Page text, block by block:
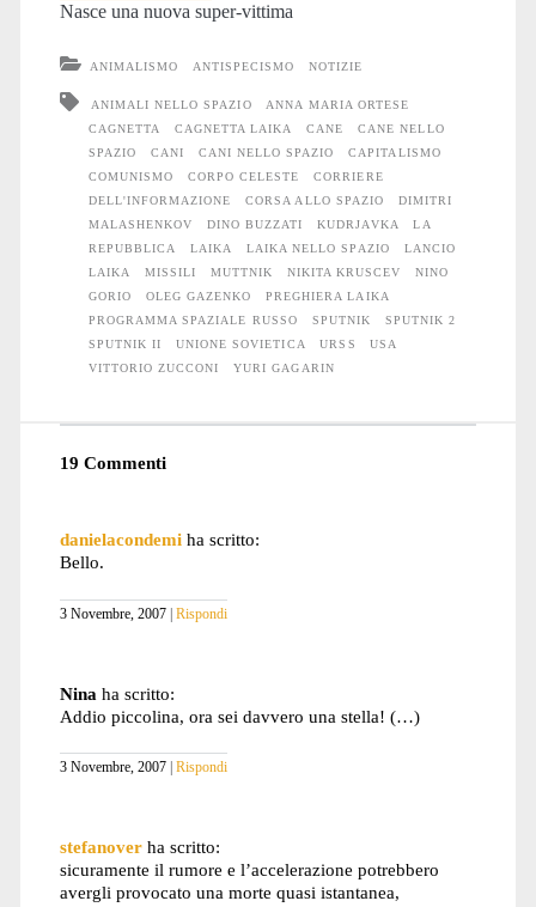
Nasce una nuova super-vittima
ANIMALISMO ANTISPECISMO NOTIZIE
ANIMALI NELLO SPAZIO
ANNA MARIA ORTESE
CAGNETTA
CAGNETTA LAIKA CANE
CANE NELLO
SPAZIO
CANI CANI NELLO SPAZIO
CAPITALISMO
COMUNISMO
CORPO CELESTE
CORRIERE
DELL'INFORMAZIONE
CORSA ALLO SPAZIO
DIMITRI
MALASHENKOV
DINO BUZZATI KUDRJAVKA
LA
REPUBBLICA
LAIKA LAIKA NELLO SPAZIO
LANCIO
LAIKA
MISSILI MUTTNIK NIKITA KRUSCEV
NINO
GORIO
OLEG GAZENKO
PREGHIERA LAIKA
PROGRAMMA SPAZIALE RUSSO
SPUTNIK
SPUTNIK 2
SPUTNIK II
UNIONE SOVIETICA URSS
USA
VITTORIO ZUCCONI
YURI GAGARIN
19 Commenti
danielacondemi ha scritto:
Bello.
3 Novembre, 2007 Rispondi
Nina ha scritto:
Addio piccolina, ora sei davvero una stella! (…)
3 Novembre, 2007 Rispondi
stefanover ha scritto:
sicuramente il rumore e l’accelerazione potrebbero
avergli provocato una morte quasi istantanea,